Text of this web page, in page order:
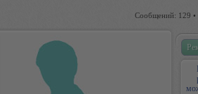
Сообщений: 129 •